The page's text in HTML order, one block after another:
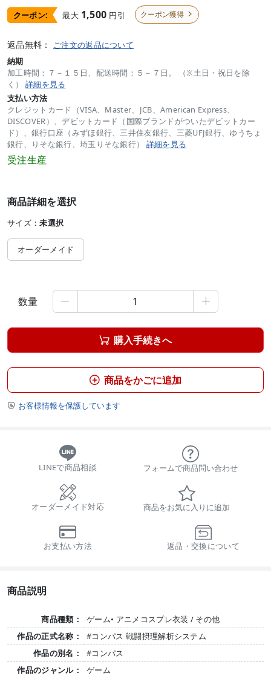
クーポン: 最大 1,500 円引 クーポン獲得 
返品無料： ご注文の返品について
納期
加工時間：７－１５日、配送時間：５－７日。 （※土日・祝日を除
く） 詳細を見る
支払い方法
クレジットカード（VISA、Master、JCB、American Express、
DISCOVER）、デビットカード（国際ブランドがついたデビットカー
ド）、銀行口座（みずほ銀行、三井住友銀行、三菱UFJ銀行、ゆうちょ
銀行、りそな銀行、埼玉りそな銀行） 詳細を見る
受注生産
商品詳細を選択
サイズ：未選択
オーダーメイド
数量  
 購入手続きへ
 商品をかごに追加
 お客様情報を保護しています
LINEで商品相談 フォームで商品問い合わせ
オーダーメイド対応 商品をお気に入りに追加
お支払い方法 返品・交換について
商品説明
商品種類：
ゲーム• アニメコスプレ衣装 / その他
作品の正式名称：
#コンパス 戦闘摂理解析システム
作品の別名：
#コンパス
作品のジャンル：
ゲーム